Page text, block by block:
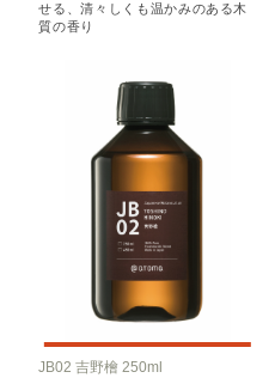
せる、清々しくも温かみのある木
質の香り
JB02 吉野檜 250ml